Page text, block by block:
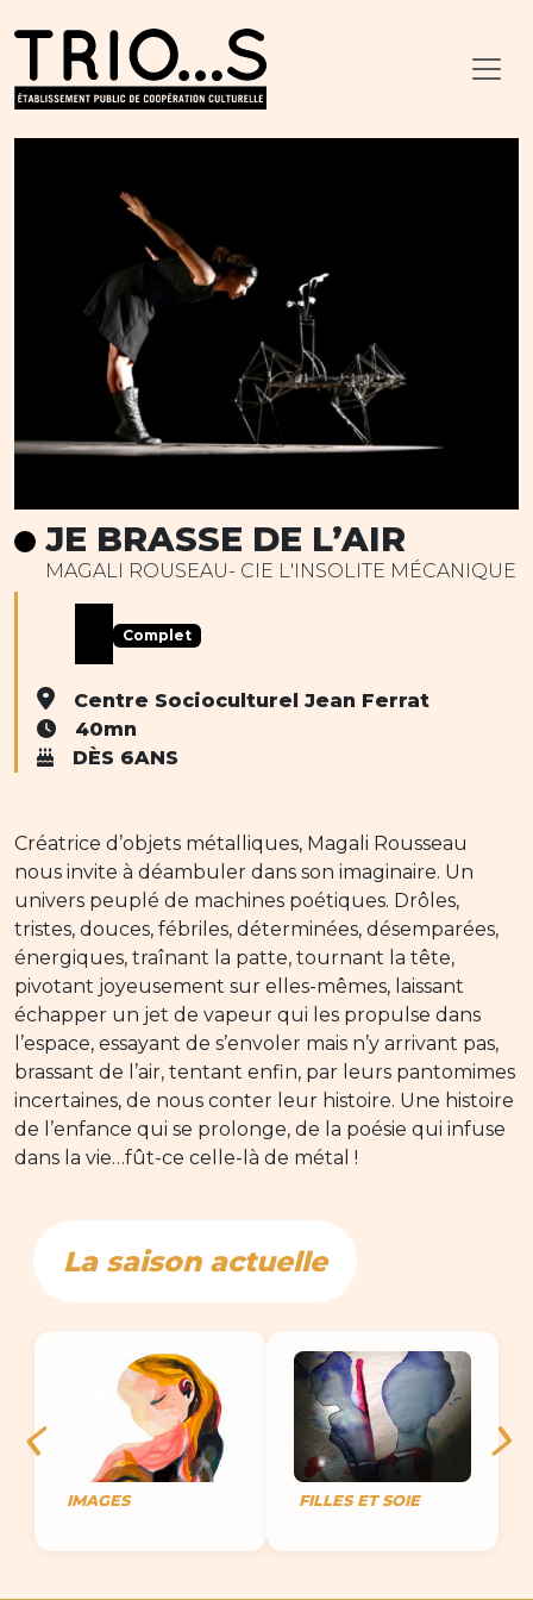
JE BRASSE DE L’AIR
MAGALI ROUSEAU- CIE L'INSOLITE MÉCANIQUE
Complet
Centre Socioculturel Jean Ferrat
40mn
DÈS 6ANS
Créatrice d’objets métalliques, Magali Rousseau
nous invite à déambuler dans son imaginaire. Un
univers peuplé de machines poétiques. Drôles,
tristes, douces, fébriles, déterminées, désemparées,
énergiques, traînant la patte, tournant la tête,
pivotant joyeusement sur elles-mêmes, laissant
échapper un jet de vapeur qui les propulse dans
l’espace, essayant de s’envoler mais n’y arrivant pas,
brassant de l’air, tentant enfin, par leurs pantomimes
incertaines, de nous conter leur histoire. Une histoire
de l’enfance qui se prolonge, de la poésie qui infuse
dans la vie…fût-ce celle-là de métal !
La saison actuelle
IMAGES FILLES ET SOIE